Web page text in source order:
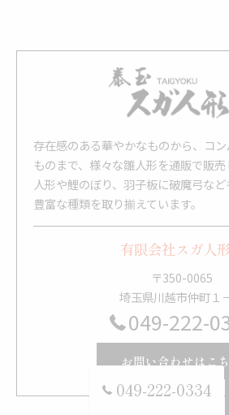
存在感のある華やかなものから、コ
ものまで、様々な雛人形を通販で販
人形や鯉のぼり、羽子板に破魔弓など
豊富な種類を取り揃えています。
有限会社スガ人
〒350-0065
埼玉県川越市仲町１
049-222-
お問い合わせはこ
049-222-0334